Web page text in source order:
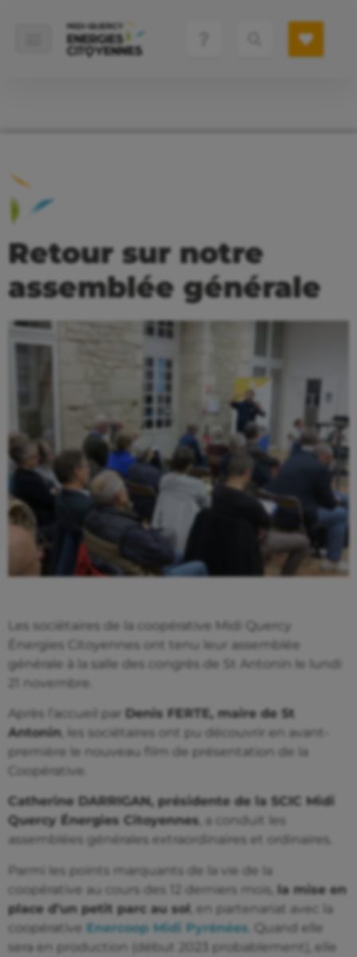
Retour sur notre
assemblée générale
Les sociétaires de la coopérative Midi Quercy
Énergies Citoyennes ont tenu leur assemblée
générale à la salle des congrès de St Antonin le lundi
21 novembre.
Après l’accueil par Denis FERTE, maire de St
Antonin, les sociétaires ont pu découvrir en avant-
première le nouveau film de présentation de la
Coopérative.
Catherine DARRIGAN, présidente de la SCIC Midi
Quercy Énergies Citoyennes , a conduit les
assemblées générales extraordinaires et ordinaires.
Parmi les points marquants de la vie de la
coopérative au cours des 12 derniers mois, la mise en
place d’un petit parc au sol , en partenariat avec la
coopérative Enercoop Midi Pyrénées . Quand elle
sera en production (début 2023 probablement), elle